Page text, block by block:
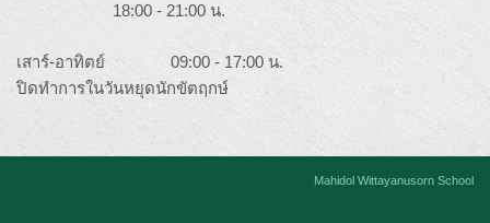
18:00 - 21:00 น.
เสาร์-อาทิตย์ 09:00 - 17:00 น.
ปิดทำการในวันหยุดนักขัตฤกษ์
Mahidol Wittayanusorn School